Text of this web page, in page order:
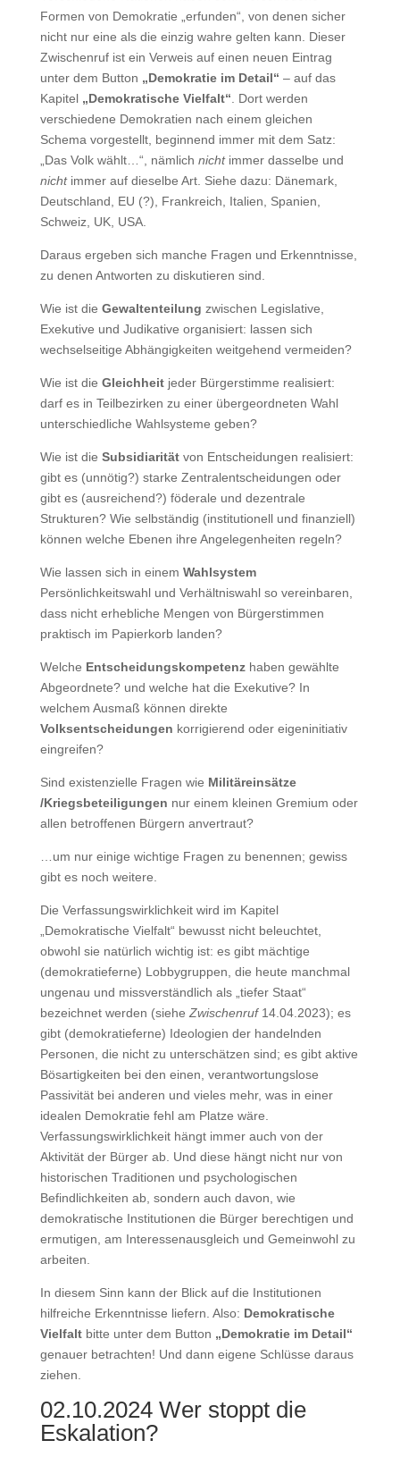
Formen von Demokratie „erfunden“, von denen sicher
nicht nur eine als die einzig wahre gelten kann. Dieser
Zwischenruf ist ein Verweis auf einen neuen Eintrag
unter dem Button „Demokratie im Detail“ – auf das
Kapitel „Demokratische Vielfalt“ . Dort werden
verschiedene Demokratien nach einem gleichen
Schema vorgestellt, beginnend immer mit dem Satz:
„Das Volk wählt…“, nämlich nicht immer dasselbe und
nichtimmer auf dieselbe Art. Siehe dazu: Dänemark,
Deutschland, EU (?), Frankreich, Italien, Spanien,
Schweiz, UK, USA.
Daraus ergeben sich manche Fragen und Erkenntnisse,
zu denen Antworten zu diskutieren sind.
Wie ist die Gewaltenteilung zwischen Legislative,
Exekutive und Judikative organisiert: lassen sich
wechselseitige Abhängigkeiten weitgehend vermeiden?
Wie ist die Gleichheitjeder Bürgerstimme realisiert:
darf es in Teilbezirken zu einer übergeordneten Wahl
unterschiedliche Wahlsysteme geben?
Wie ist die Subsidiarität von Entscheidungen realisiert:
gibt es (unnötig?) starke Zentralentscheidungen oder
gibt es (ausreichend?) föderale und dezentrale
Strukturen? Wie selbständig (institutionell und finanziell)
können welche Ebenen ihre Angelegenheiten regeln?
Wie lassen sich in einem Wahlsystem
Persönlichkeitswahl und Verhältniswahl so vereinbaren,
dass nicht erhebliche Mengen von Bürgerstimmen
praktisch im Papierkorb landen?
Welche Entscheidungskompetenz haben gewählte
Abgeordnete? und welche hat die Exekutive? In
welchem Ausmaß können direkte
Volksentscheidungen korrigierend oder eigeninitiativ
eingreifen?
Sind existenzielle Fragen wie Militäreinsätze
/Kriegsbeteiligungen nur einem kleinen Gremium oder
allen betroffenen Bürgern anvertraut?
…um nur einige wichtige Fragen zu benennen; gewiss
gibt es noch weitere.
Die Verfassungswirklichkeit wird im Kapitel
„Demokratische Vielfalt“ bewusst nicht beleuchtet,
obwohl sie natürlich wichtig ist: es gibt mächtige
(demokratieferne) Lobbygruppen, die heute manchmal
ungenau und missverständlich als „tiefer Staat“
bezeichnet werden (siehe Zwischenruf14.04.2023); es
gibt (demokratieferne) Ideologien der handelnden
Personen, die nicht zu unterschätzen sind; es gibt aktive
Bösartigkeiten bei den einen, verantwortungslose
Passivität bei anderen und vieles mehr, was in einer
idealen Demokratie fehl am Platze wäre.
Verfassungswirklichkeit hängt immer auch von der
Aktivität der Bürger ab. Und diese hängt nicht nur von
historischen Traditionen und psychologischen
Befindlichkeiten ab, sondern auch davon, wie
demokratische Institutionen die Bürger berechtigen und
ermutigen, am Interessenausgleich und Gemeinwohl zu
arbeiten.
In diesem Sinn kann der Blick auf die Institutionen
hilfreiche Erkenntnisse liefern. Also: Demokratische
Vielfaltbitte unter dem Button „Demokratie im Detail“
genauer betrachten! Und dann eigene Schlüsse daraus
ziehen.
02.10.2024 Wer stoppt die
Eskalation?